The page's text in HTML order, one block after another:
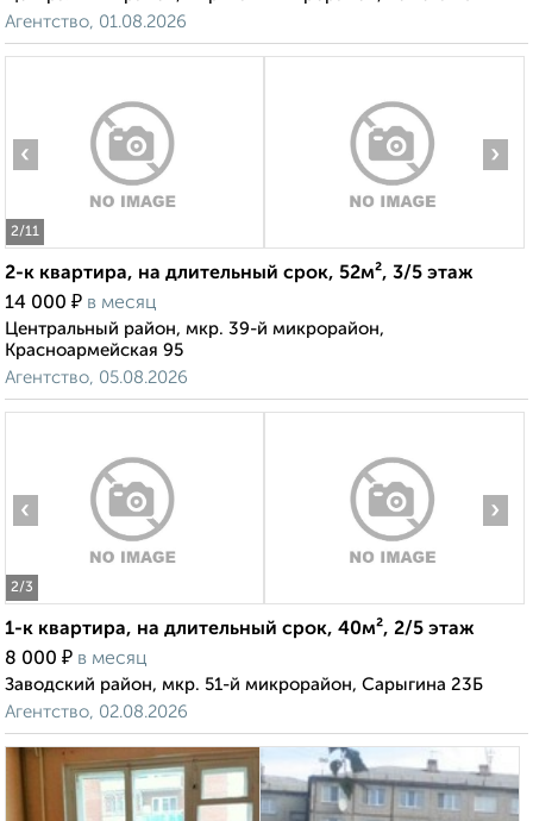
Агентство, 01.08.2026
2/11
‹ ›
2-к квартира, на длительный срок, 52м², 3/5 этаж
14 000 ₽ в месяц
Центральный район, мкр. 39-й микрорайон,
Красноармейская 95
Агентство, 05.08.2026
2/3
‹ ›
1-к квартира, на длительный срок, 40м², 2/5 этаж
8 000 ₽ в месяц
Заводский район, мкр. 51-й микрорайон, Сарыгина 23Б
Агентство, 02.08.2026